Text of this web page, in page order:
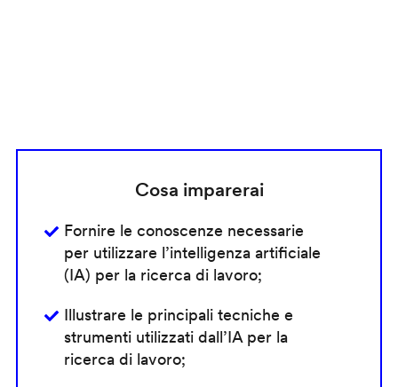
Cosa imparerai
Fornire le conoscenze necessarie
per utilizzare l’intelligenza artificiale
(IA) per la ricerca di lavoro;
Illustrare le principali tecniche e
strumenti utilizzati dall’IA per la
ricerca di lavoro;